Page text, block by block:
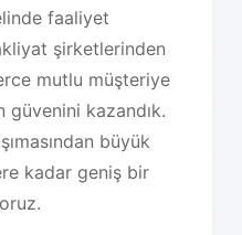
faaliyet
şirketlerinden
mutlu müşteriye
güvenini kazandık.
büyük
kadar geniş bir